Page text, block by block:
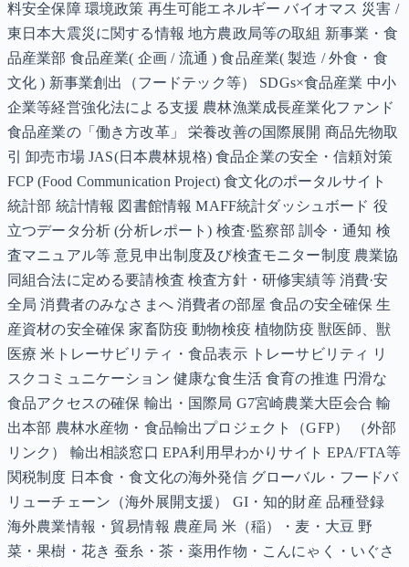
料安全保障 環境政策 再生可能エネルギー バイオマス 災害 /
東日本大震災に関する情報 地方農政局等の取組 新事業・食
品産業部 食品産業( 企画 / 流通 ) 食品産業( 製造 / 外食・食
文化 ) 新事業創出（フードテック等） SDGs×食品産業 中小
企業等経営強化法による支援 農林漁業成長産業化ファンド
食品産業の「働き方改革」 栄養改善の国際展開 商品先物取
引 卸売市場 JAS(日本農林規格) 食品企業の安全・信頼対策
FCP (Food Communication Project) 食文化のポータルサイト
統計部 統計情報 図書館情報 MAFF統計ダッシュボード 役
立つデータ分析 (分析レポート) 検査·監察部 訓令・通知 検
査マニュアル等 意見申出制度及び検査モニター制度 農業協
同組合法に定める要請検査 検査方針・研修実績等 消費·安
全局 消費者のみなさまへ 消費者の部屋 食品の安全確保 生
産資材の安全確保 家畜防疫 動物検疫 植物防疫 獣医師、獣
医療 米トレーサビリティ・食品表示 トレーサビリティ リ
スクコミュニケーション 健康な食生活 食育の推進 円滑な
食品アクセスの確保 輸出・国際局 G7宮崎農業大臣会合 輸
出本部 農林水産物・食品輸出プロジェクト（GFP） （外部
リンク） 輸出相談窓口 EPA利用早わかりサイト EPA/FTA等
関税制度 日本食・食文化の海外発信 グローバル・フードバ
リューチェーン（海外展開支援） GI・知的財産 品種登録
海外農業情報・貿易情報 農産局 米（稲）・麦・大豆 野
菜・果樹・花き 蚕糸・茶・薬用作物・こんにゃく・いぐさ